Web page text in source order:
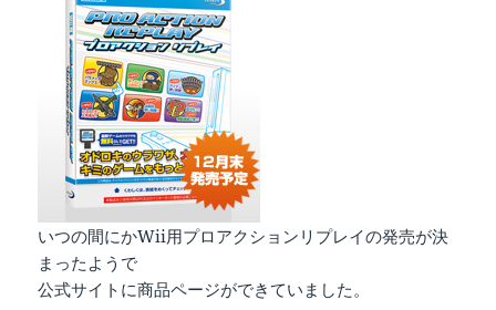
いつの間にかWii用プロアクションリプレイの発売が決
まったようで
公式サイトに商品ページができていました。